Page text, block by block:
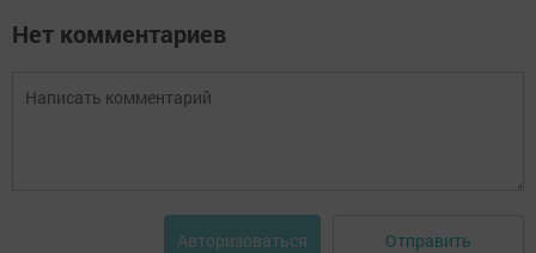
Нет комментариев
Авторизоваться Отправить